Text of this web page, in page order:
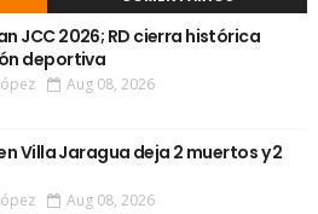
JCC 2026; RD cierra histórica
deportiva
Aug 08, 2026
Villa Jaragua deja 2 muertos y 2
Aug 08, 2026